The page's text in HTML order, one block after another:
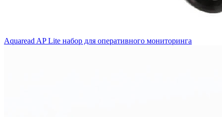
Aquaread AP Lite набор для оперативного мониторинга